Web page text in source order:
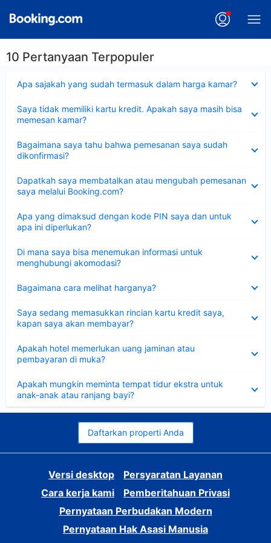
10 Pertanyaan Terpopuler
Apa sajakah yang sudah termasuk dalam harga kamar?
Saya tidak memiliki kartu kredit. Apakah saya masih bisa
memesan kamar?
Bagaimana saya tahu bahwa pemesanan saya sudah
dikonfirmasi?
Dapatkah saya membatalkan atau mengubah pemesanan
saya melalui Booking.com?
Apa yang dimaksud dengan kode PIN saya dan untuk
apa ini diperlukan?
Di mana saya bisa menemukan informasi untuk
menghubungi akomodasi?
Bagaimana cara melihat harganya?
Saya sedang memasukkan rincian kartu kredit saya,
kapan saya akan membayar?
Apakah hotel memerlukan uang jaminan atau
pembayaran di muka?
Apakah mungkin meminta tempat tidur ekstra untuk
anak-anak atau ranjang bayi?
Daftarkan properti Anda
Versi desktop
Persyaratan Layanan
Cara kerja kami
Pemberitahuan Privasi
Pernyataan Perbudakan Modern
Pernyataan Hak Asasi Manusia